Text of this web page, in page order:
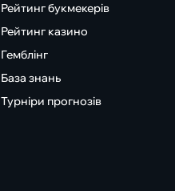
Рейтинг букмекерів
Рейтинг казино
Гемблінг
База знань
Турніри прогнозів